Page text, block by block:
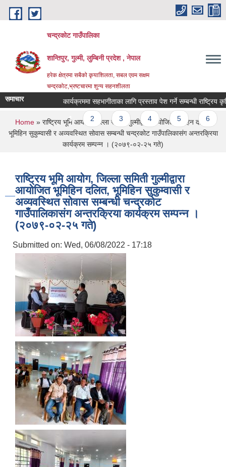
Skip to main content
चन्द्रकोट गाउँपालिका
शान्तिपुर, गुल्मी, लुम्बिनी प्रदेश , नेपाल
हरेक क्षेत्रमा सबैको कृयाशिलता, सबल एवम सक्षम
चन्द्रकोट,भ्रष्टचारमा शुन्य सहनशीलता
समाचार कार्यक्रममा सहभागीताका लागि प्रस्ताव पेश गर्ने सम्बन्धी राष्ट्रिय
Pages
1 2 3 4 5 6
You are here
Home» राष्ट्रिय भूमि आयोग, जिल्ला समिती गुल्मीद्वारा आयोजित भूमिहिन दलित,
भूमिहिन सुकुम्वासी र अव्यवस्थित सोवास सम्बन्धी चन्द्रकोट गाउँपालिकासंग अन्तरक्रिया
कार्यक्रम सम्पन्न । (२०७९-०२-२५ गते)
राष्ट्रिय भूमि आयोग, जिल्ला समिती गुल्मीद्वारा
आयोजित भूमिहिन दलित, भूमिहिन सुकुम्वासी र
अव्यवस्थित सोवास सम्बन्धी चन्द्रकोट
गाउँपालिकासंग अन्तरक्रिया कार्यक्रम सम्पन्न ।
(२०७९-०२-२५ गते)
Submitted on: Wed, 06/08/2022 - 17:18